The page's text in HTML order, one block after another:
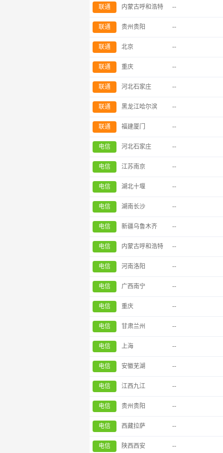
联通 内蒙古呼和浩特 --
联通 贵州贵阳 --
联通 北京 --
联通 重庆 --
联通 河北石家庄 --
联通 黑龙江哈尔滨 --
联通 福建厦门 --
电信 河北石家庄 --
电信 江苏南京 --
电信 湖北十堰 --
电信 湖南长沙 --
电信 新疆乌鲁木齐 --
电信 内蒙古呼和浩特 --
电信 河南洛阳 --
电信 广西南宁 --
电信 重庆 --
电信 甘肃兰州 --
电信 上海 --
电信 安徽芜湖 --
电信 江西九江 --
电信 贵州贵阳 --
电信 西藏拉萨 --
电信 陕西西安 --